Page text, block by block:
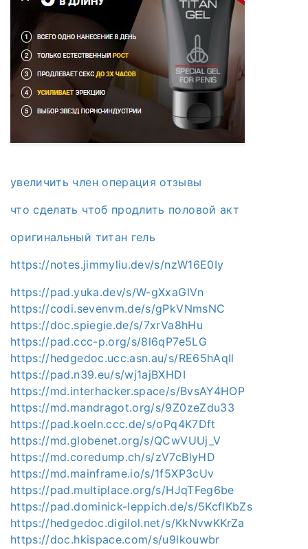
увеличить член операция отзывы
что сделать чтоб продлить половой акт
оригинальный титан гель
https://notes.jimmyliu.dev/s/nzW16E0Iy
https://pad.yuka.dev/s/W-gXxaGlVn
https://codi.sevenvm.de/s/gPkVNmsNC
https://doc.spiegie.de/s/7xrVa8hHu
https://pad.ccc-p.org/s/8l6qP7e5LG
https://hedgedoc.ucc.asn.au/s/RE65hAqIl
https://pad.n39.eu/s/wj1ajBXHDI
https://md.interhacker.space/s/BvsAY4HOP
https://md.mandragot.org/s/9Z0zeZdu33
https://pad.koeln.ccc.de/s/oPq4K7Dft
https://md.globenet.org/s/QCwVUUj_V
https://md.coredump.ch/s/zV7cBlyHD
https://md.mainframe.io/s/1f5XP3cUv
https://pad.multiplace.org/s/HJqTFeg6be
https://pad.dominick-leppich.de/s/5KcflKbZs
https://hedgedoc.digilol.net/s/KkNvwKKrZa
https://doc.hkispace.com/s/u9lkouwbr